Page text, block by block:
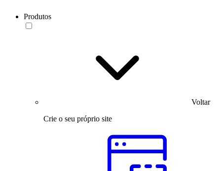
Produtos
Voltar
Crie o seu próprio site